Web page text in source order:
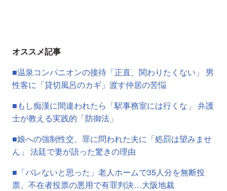
オススメ記事
■温泉コンパニオンの接待「正直、関わりたくない」 男
性客に「貸切風呂のカギ」渡す仲居の苦悩
■もし痴漢に間違われたら「駅事務室には行くな」 弁護
士が教える実践的「防御法」
■娘への強制性交、罪に問われた夫に「処罰は望みませ
ん」 法廷で妻が語った驚きの理由
■「バレないと思った」老人ホームで35人分を無断投
票、不在者投票の悪用で有罪判決…大阪地裁